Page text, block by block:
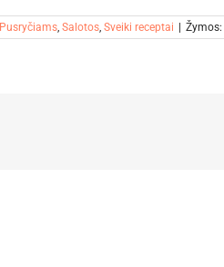
Pusryčiams Salotos Sveiki receptai | Žymos: